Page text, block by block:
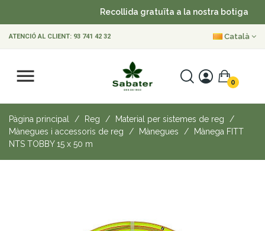
Recollida gratuïta a la nostra botiga
ATENCIÓ AL CLIENT: 93 741 42 32 Català
0
Pàgina principal Reg
Material per sistemes de reg
Mànegues i accessoris de reg
Mànegues
Mànega FITT
NTS TOBBY 15 x 50 m